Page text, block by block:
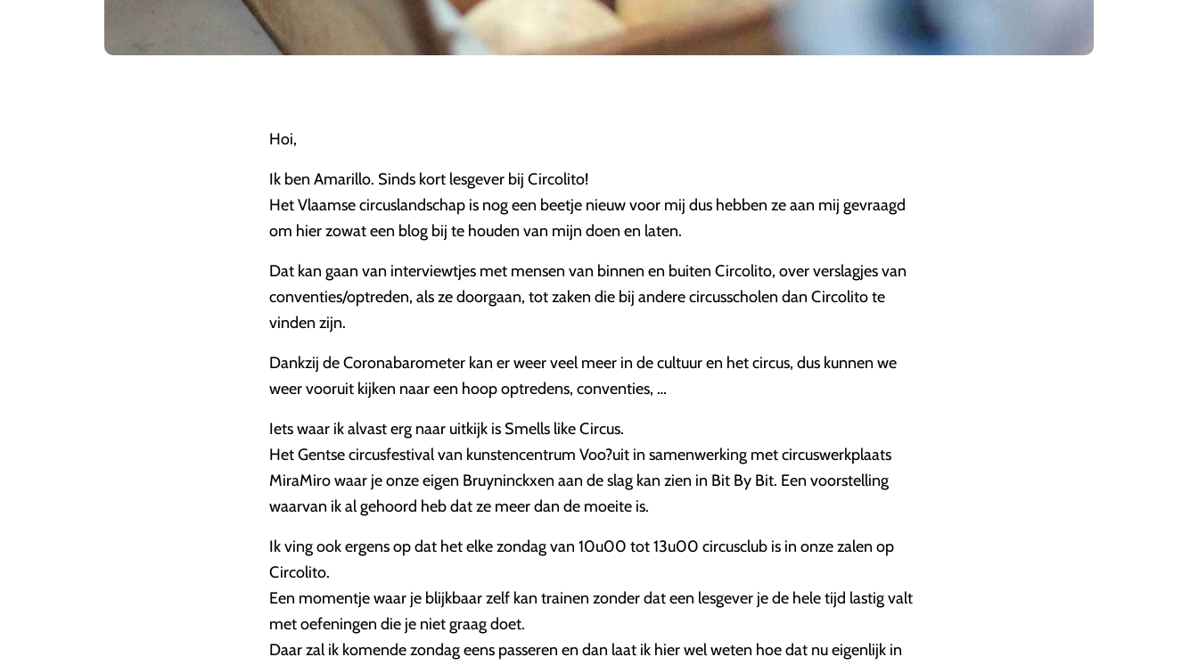
Hoi,
Ik ben Amarillo. Sinds kort lesgever bij Circolito!
Het Vlaamse circuslandschap is nog een beetje nieuw voor mij dus hebben ze aan mij gevraagd
om hier zowat een blog bij te houden van mijn doen en laten.
Dat kan gaan van interviewtjes met mensen van binnen en buiten Circolito, over verslagjes van
conventies/optreden, als ze doorgaan, tot zaken die bij andere circusscholen dan Circolito te
vinden zijn.
Dankzij de Coronabarometer kan er weer veel meer in de cultuur en het circus, dus kunnen we
weer vooruit kijken naar een hoop optredens, conventies, …
Iets waar ik alvast erg naar uitkijk is Smells like Circus.
Het Gentse circusfestival van kunstencentrum Voo?uit in samenwerking met circuswerkplaats
MiraMiro waar je onze eigen Bruyninckxen aan de slag kan zien in Bit By Bit. Een voorstelling
waarvan ik al gehoord heb dat ze meer dan de moeite is.
Ik ving ook ergens op dat het elke zondag van 10u00 tot 13u00 circusclub is in onze zalen op
Circolito.
Een momentje waar je blijkbaar zelf kan trainen zonder dat een lesgever je de hele tijd lastig valt
met oefeningen die je niet graag doet.
Daar zal ik komende zondag eens passeren en dan laat ik hier wel weten hoe dat nu eigenlijk in